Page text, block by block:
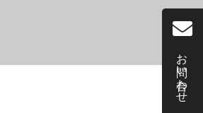
お問い合わせ